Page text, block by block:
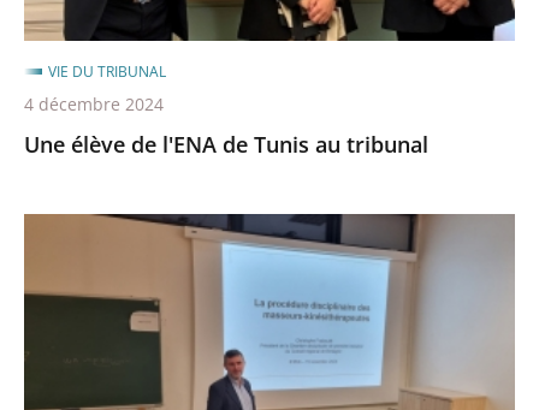
Une élève de l'ENA de Tunis au tribunal
VIE DU TRIBUNAL
4 décembre 2024
la
disciplinaire